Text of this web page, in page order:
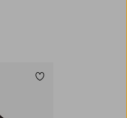
Legg til favoritter